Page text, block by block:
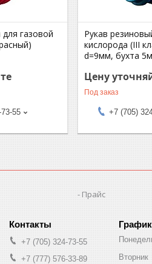
газовой
55
Рукав
кислорода (III
d=9мм, бухта 5м
Цену
Под заказ
+7 (705)
Прайс
+7 (705) 324-73-55
+7 (777) 576-33-89
Вторник